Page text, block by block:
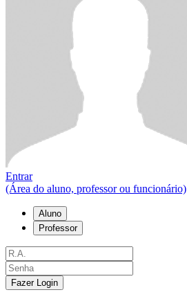
Entrar
(Área do aluno, professor ou funcionário)
Aluno
Professor
Fazer Login